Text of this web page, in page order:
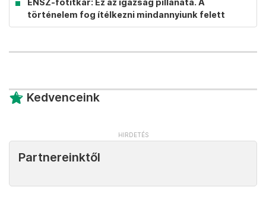
ENSZ-főtitkár: Ez az igazság pillanata. A
történelem fog ítélkezni mindannyiunk felett
Kedvenceink
Partnereinktől